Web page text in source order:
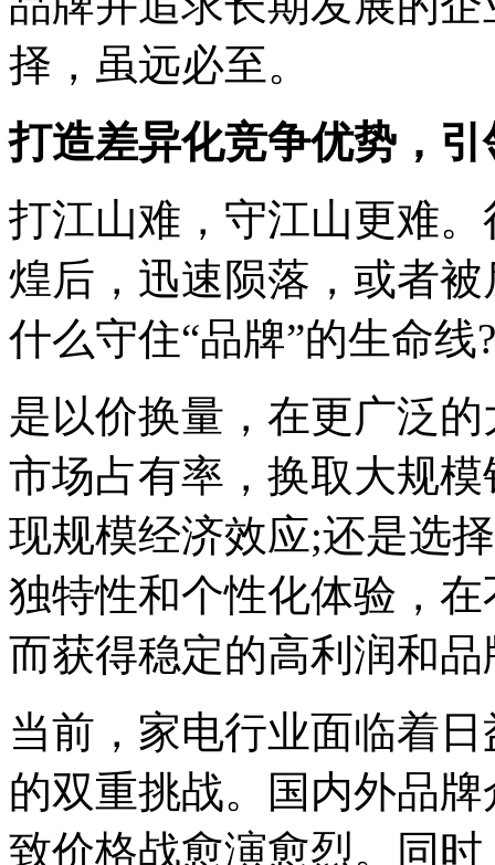
择，虽远必至。
打造差异化竞争优势，
打江山难，守江山更难
煌后，迅速陨落，或者
什么守住“品牌”的生命线?
是以价换量，在更广泛
市场占有率，换取大规
现规模经济效应;还是选
独特性和个性化体验，
而获得稳定的高利润和品
当前，家电行业面临着
的双重挑战。国内外品
致价格战愈演愈烈。同